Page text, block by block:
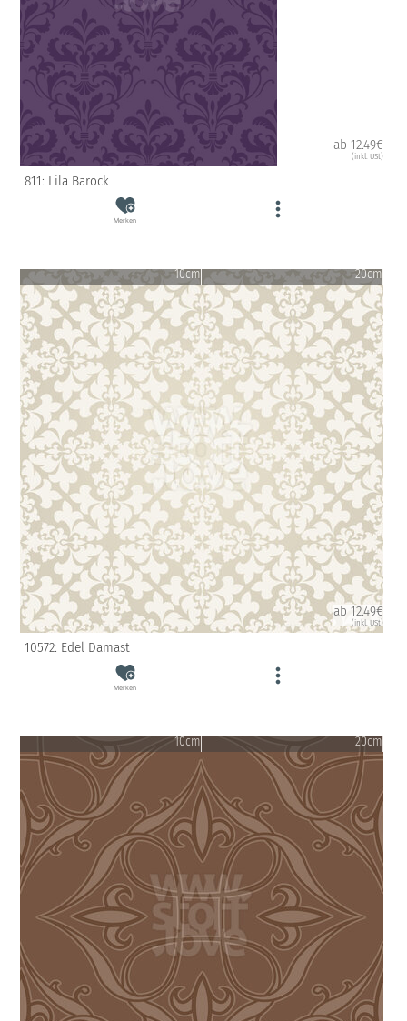
ab 12.49€
(inkl. USt)
811: Lila Barock
Merken
10cm 20cm
ab 12.49€
(inkl. USt)
10572: Edel Damast
Merken
10cm 20cm